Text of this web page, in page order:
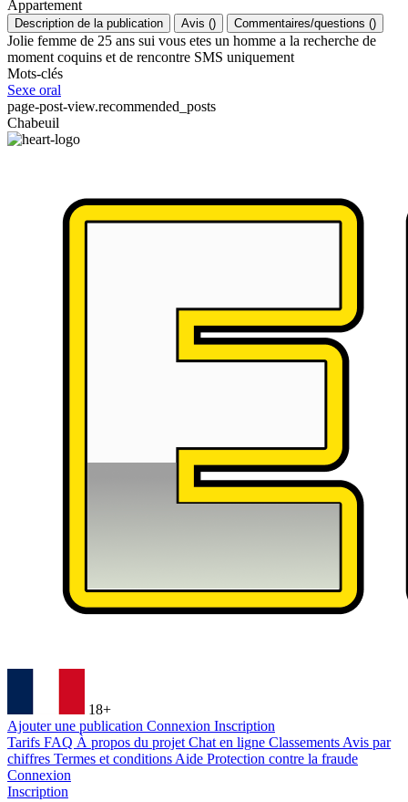
Appartement
Description de la publication Avis () Commentaires/questions ()
Jolie femme de 25 ans sui vous etes un homme a la recherche de
moment coquins et de rencontre SMS uniquement
Mots-clés
Sexe oral
page-post-view.recommended_posts
Chabeuil
18+
Ajouter une publication Connexion Inscription
Tarifs FAQ À propos du projet Chat en ligne Classements Avis par
chiffres Termes et conditions Aide Protection contre la fraude
Connexion
Inscription